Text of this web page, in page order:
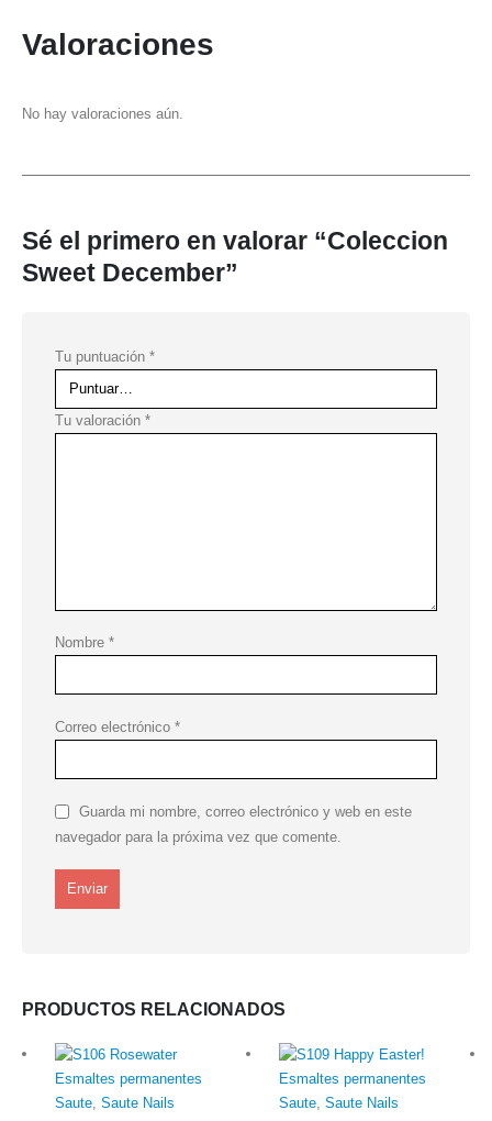
Valoraciones
No hay valoraciones aún.
Sé el primero en valorar “Coleccion
Sweet December”
Tu puntuación *
Tu valoración *
Nombre *
Correo electrónico *
Guarda mi nombre, correo electrónico y web en este
navegador para la próxima vez que comente.
PRODUCTOS RELACIONADOS
Esmaltes permanentes
Saute, Saute Nails
Esmaltes permanentes
Saute, Saute Nails